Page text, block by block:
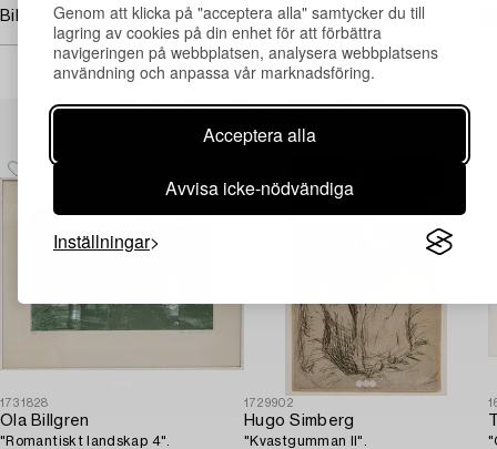
Genom att klicka på "acceptera alla" samtycker du till
lagring av cookies på din enhet för att förbättra
navigeringen på webbplatsen, analysera webbplatsens
användning och anpassa vår marknadsföring.
Acceptera alla
Avvisa icke-nödvändiga
Inställningar
Bildrättigheter
Andra har även tittat på
1731828
Ola Billgren
"Romantiskt landskap 4".
1729902
Hugo Simberg
"Kvastgumman II".